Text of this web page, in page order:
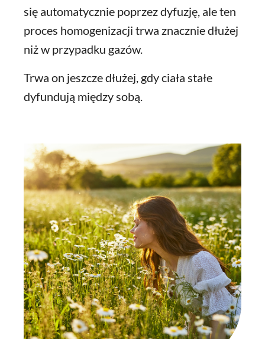
się automatycznie poprzez dyfuzję, ale ten
proces homogenizacji trwa znacznie dłużej
niż w przypadku gazów.
Trwa on jeszcze dłużej, gdy ciała stałe
dyfundują między sobą.